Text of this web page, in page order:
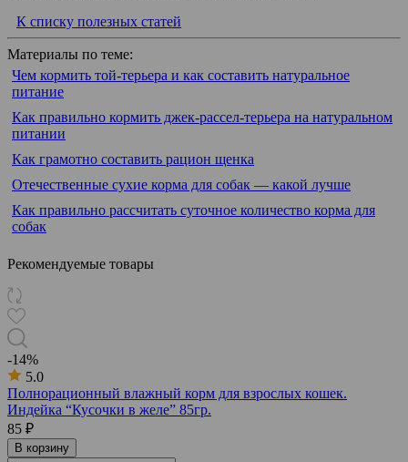
К списку полезных статей
Материалы по теме:
Чем кормить той-терьера и как составить натуральное
питание
Как правильно кормить джек-рассел-терьера на натуральном
питании
Как грамотно составить рацион щенка
Отечественные сухие корма для собак — какой лучше
Как правильно рассчитать суточное количество корма для
собак
Рекомендуемые товары
-14%
5.0
Полнорационный влажный корм для взрослых кошек.
Индейка “Кусочки в желе” 85гр.
85 ₽
В корзину